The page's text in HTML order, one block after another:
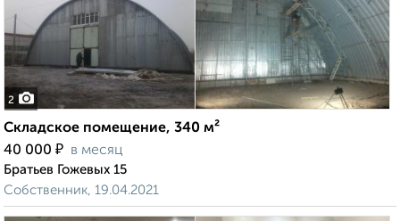
2
Складское помещение, 340 м²
40 000 ₽ в месяц
Братьев Гожевых 15
Собственник, 19.04.2021